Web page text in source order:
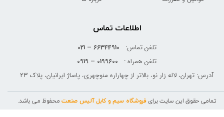
تمامی حقوق این سایت برایفروشگاه سیم و کابل آلیس صنعتمحفوظ می باشد.
اطلاعات تماس
تلفن تماس: 66344910 – 021
تلفن همراه : 0199600 – 0919
آدرس: تهران، لاله زار نو، بالاتر از چهاراره منوچهری، پاساژ ایرانیان، پلاک 23